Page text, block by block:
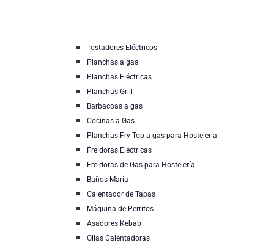
Tostadores Eléctricos
Planchas a gas
Planchas Eléctricas
Planchas Grill
Barbacoas a gas
Cocinas a Gas
Planchas Fry Top a gas para Hostelería
Freidoras Eléctricas
Freidoras de Gas para Hostelería
Baños María
Calentador de Tapas
Máquina de Perritos
Asadores Kebab
Ollas Calentadoras